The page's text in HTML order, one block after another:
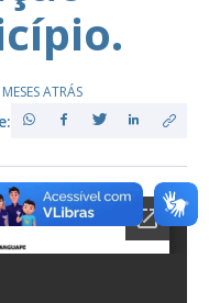
ATRÁS